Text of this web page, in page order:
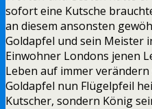
sofort eine Kutsche
an diesem ansonsten
Goldapfel und sein Meister
Einwohner Londons jenen
Leben auf immer
Goldapfel nun Flügelpfeil
Kutscher, sondern König